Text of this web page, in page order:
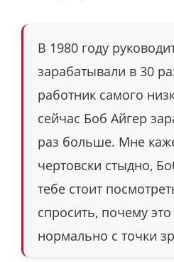
В 1980 году
зарабатывали в 30
работник самого
сейчас Боб Айгер
раз больше. Мне
чертовски стыдно,
тебе стоит
спросить, почему это
нормально с точки